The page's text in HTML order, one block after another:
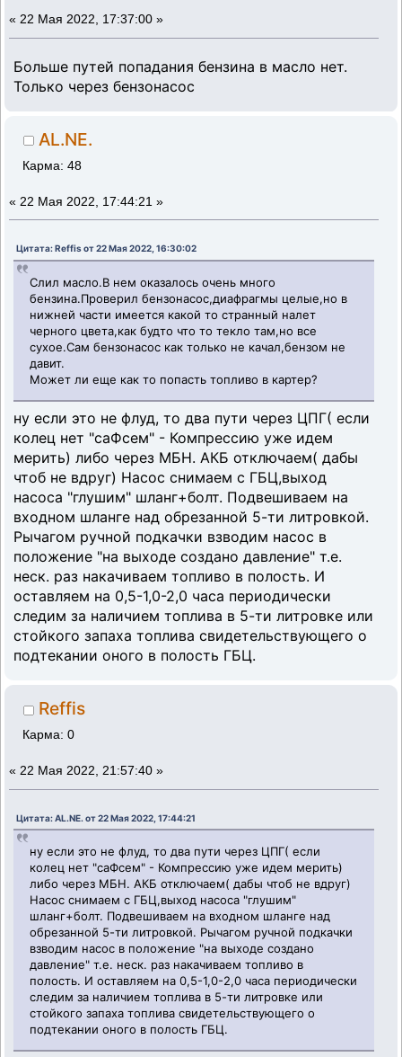
« 22 Мая 2022, 17:37:00 »
Больше путей попадания бензина в масло нет.
Только через бензонасос
AL.NE.
Карма: 48
« 22 Мая 2022, 17:44:21 »
Цитата: Reffis от 22 Мая 2022, 16:30:02
Слил масло.В нем оказалось очень много
бензина.Проверил бензонасос,диафрагмы целые,но в
нижней части имеется какой то странный налет
черного цвета,как будто что то текло там,но все
сухое.Сам бензонасос как только не качал,бензом не
давит.
Может ли еще как то попасть топливо в картер?
ну если это не флуд, то два пути через ЦПГ( если
колец нет "саФсем" - Компрессию уже идем
мерить) либо через МБН. АКБ отключаем( дабы
чтоб не вдруг) Насос снимаем с ГБЦ,выход
насоса "глушим" шланг+болт. Подвешиваем на
входном шланге над обрезанной 5-ти литровкой.
Рычагом ручной подкачки взводим насос в
положение "на выходе создано давление" т.е.
неск. раз накачиваем топливо в полость. И
оставляем на 0,5-1,0-2,0 часа периодически
следим за наличием топлива в 5-ти литровке или
стойкого запаха топлива свидетельствующего о
подтекании оного в полость ГБЦ.
Reffis
Карма: 0
« 22 Мая 2022, 21:57:40 »
Цитата: AL.NE. от 22 Мая 2022, 17:44:21
ну если это не флуд, то два пути через ЦПГ( если
колец нет "саФсем" - Компрессию уже идем мерить)
либо через МБН. АКБ отключаем( дабы чтоб не вдруг)
Насос снимаем с ГБЦ,выход насоса "глушим"
шланг+болт. Подвешиваем на входном шланге над
обрезанной 5-ти литровкой. Рычагом ручной подкачки
взводим насос в положение "на выходе создано
давление" т.е. неск. раз накачиваем топливо в
полость. И оставляем на 0,5-1,0-2,0 часа периодически
следим за наличием топлива в 5-ти литровке или
стойкого запаха топлива свидетельствующего о
подтекании оного в полость ГБЦ.